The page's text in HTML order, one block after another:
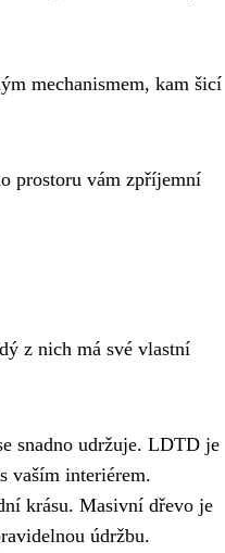
mechanismem, kam šicí
prostoru vám zpříjemní
z nich má své vlastní
snadno udržuje. LDTD je
vaším interiérem.
krásu. Masivní dřevo je
údržbu.